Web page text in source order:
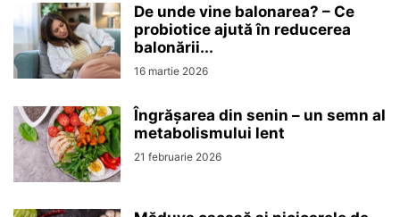
De unde vine balonarea? – Ce
probiotice ajută în reducerea
balonării...
16 martie 2026
Îngrășarea din senin – un semn al
metabolismului lent
21 februarie 2026